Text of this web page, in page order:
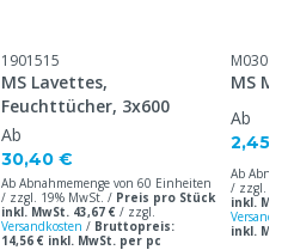
1901515
MS Lavettes,
Feuchttücher, 3x600
Ab
30,40 €
Ab Abnahmemenge von 60 Einheiten
/ zzgl. 19% MwSt. / Preis pro Stück
inkl. MwSt. 43,67 € / zzgl.
Versandkosten / Bruttopreis:
14,56 € inkl. MwSt. per pc
MS
Ab
2,45 €
Ab
/ zzgl.
inkl.
inkl.